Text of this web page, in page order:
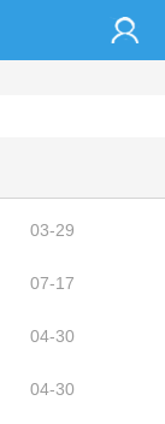
03-29
07-17
04-30
04-30